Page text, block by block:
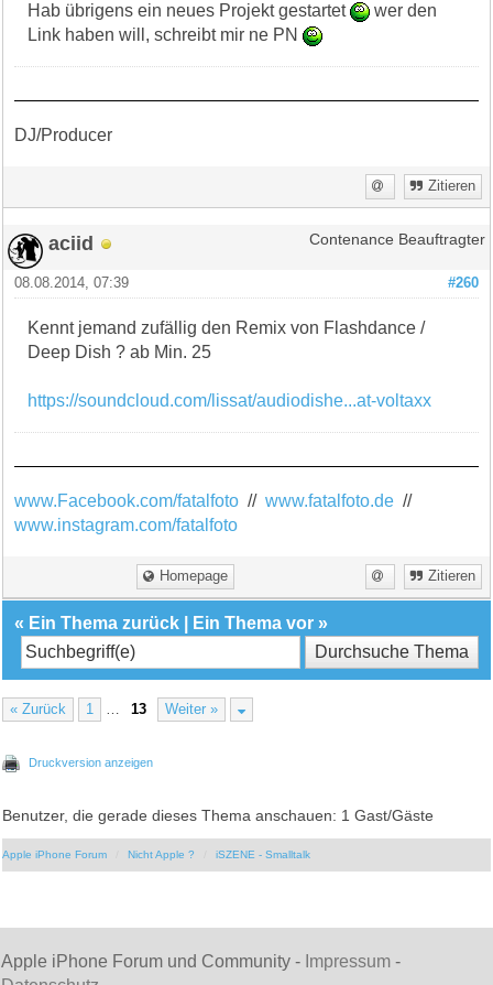
Hab übrigens ein neues Projekt gestartet
wer den
Link haben will, schreibt mir ne PN
DJ/Producer
Zitieren
aciid Contenance Beauftragter
#260
08.08.2014, 07:39
Kennt jemand zufällig den Remix von Flashdance /
Deep Dish ? ab Min. 25
https://soundcloud.com/lissat/audiodishe...at-voltaxx
www.Facebook.com/fatalfoto //www.fatalfoto.de //
www.instagram.com/fatalfoto
Homepage Zitieren
« Ein Thema zurück Ein Thema vor »
« Zurück 1 … 13 Weiter »
Druckversion anzeigen
Benutzer, die gerade dieses Thema anschauen: 1 Gast/Gäste
Apple iPhone Forum Nicht Apple ? iSZENE - Smalltalk
Apple iPhone Forum und Community - Impressum -